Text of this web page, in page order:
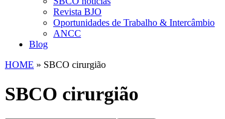
Revista BJO
Oportunidades de Trabalho & Intercâmbio
ANCC
Blog
HOME » SBCO cirurgião
SBCO cirurgião